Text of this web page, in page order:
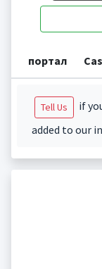
портал
Tell Us
if
added to our